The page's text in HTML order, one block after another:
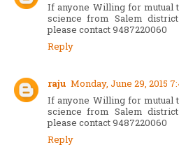
If anyone Willing for mutual
science from Salem
please contact 9487220060
Reply
raju Monday, June 29, 2015
If anyone Willing for mutual
science from Salem
please contact 9487220060
Reply